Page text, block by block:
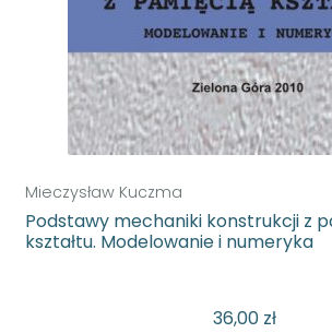
Mieczysław Kuczma
Podstawy mechaniki konstrukcji z
kształtu. Modelowanie i numeryka
36,00 zł